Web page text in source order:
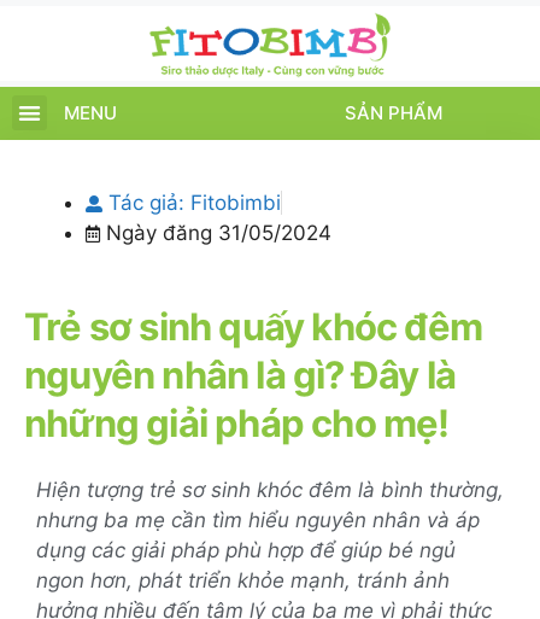
MENU SẢN PHẨM
Tác giả: Fitobimbi
Ngày đăng 31/05/2024
Trẻ sơ sinh quấy khóc đêm
nguyên nhân là gì? Đây là
những giải pháp cho mẹ!
Hiện tượng trẻ sơ sinh khóc đêm là bình thường,
nhưng ba mẹ cần tìm hiểu nguyên nhân và áp
dụng các giải pháp phù hợp để giúp bé ngủ
ngon hơn, phát triển khỏe mạnh, tránh ảnh
hưởng nhiều đến tâm lý của ba mẹ vì phải thức